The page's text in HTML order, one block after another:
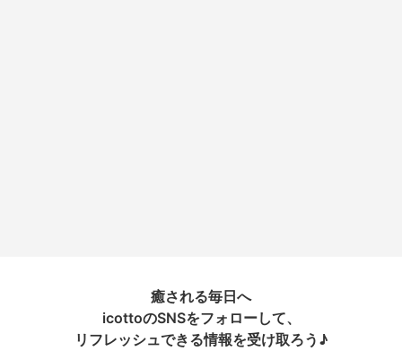
癒される毎日へ
icottoのSNSをフォローして、
リフレッシュできる情報を受け取ろう♪